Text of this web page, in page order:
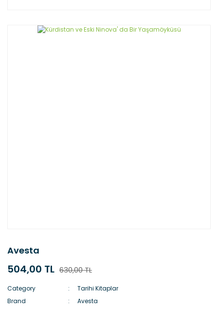
Avesta
504,00 TL 630,00 TL
Category
Tarihi Kitaplar
Brand
Avesta